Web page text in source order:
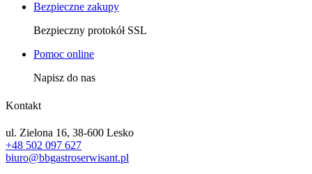
Bezpieczne zakupy
Bezpieczny protokół SSL
Pomoc online
Napisz do nas
Kontakt
ul. Zielona 16, 38-600 Lesko
+48 502 097 627
biuro@bbgastroserwisant.pl